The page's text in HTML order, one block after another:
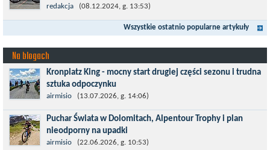
Wszyscy już zdążyli zapomnieć, jaką rewolucją okazały się
rowery typu 29'er. Z początku wydawało się, że będzie to dobry
redakcja (08.12.2024, g. 13:53)
Wszystkie ostatnio popularne artykuły
Na blogach
Kronplatz King - mocny start drugiej części sezonu i trudna
sztuka odpoczynku
Kronplatz King, epicki MTB Maraton z metą na 2275 m we
włoskich Alpach – łącznie 3000 metrów przewyższenia na
dystansie 60 km, ze...
airmisio (13.07.2026, g. 14:06)
Puchar Świata w Dolomitach, Alpentour Trophy i plan
nieodporny na upadki
Czerwiec w moim planie oznaczał wejście w najbardziej
airmisio (22.06.2026, g. 10:53)